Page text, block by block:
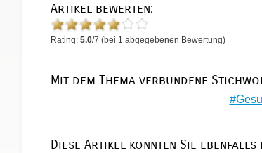
Artikel bewerten:
Rating: 5.0/7 (bei 1 abgegebenen Bewertung)
Mit dem Thema verbundene
Diese Artikel könnten Sie ebenfalls